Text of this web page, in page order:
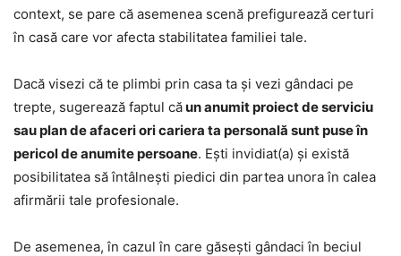
context, se pare că asemenea scenă prefigurează certuri
în casă care vor afecta stabilitatea familiei tale.
Dacă visezi că te plimbi prin casa ta și vezi gândaci pe
trepte, sugerează faptul căun anumit proiect de serviciu
sau plan de afaceri ori cariera ta personală sunt puse în
pericol de anumite persoane. Ești invidiat(a) și există
posibilitatea să întâlnești piedici din partea unora în calea
afirmării tale profesionale.
De asemenea, în cazul în care găsești gândaci în beciul